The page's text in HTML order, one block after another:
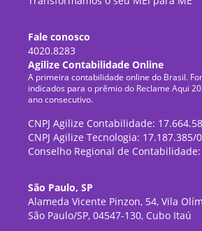
Fale conosco
4020.8283
Agilize Contabilidade Online
A primeira contabilidade online do Brasil.
indicados para o prêmio do Reclame Aqui
ano consecutivo.
CNPJ Agilize Contabilidade:
CNPJ Agilize Tecnologia: 17.187.385/
Conselho Regional de Contabilidade:
São Paulo, SP
Alameda Vicente Pinzon, 54, Vila
São Paulo/SP, 04547-130, Cubo Itaú